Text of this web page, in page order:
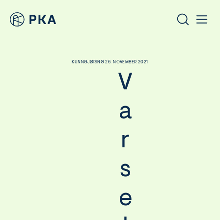
KUNNGJØRING 26. NOVEMBER 2021
V
a
r
s
e